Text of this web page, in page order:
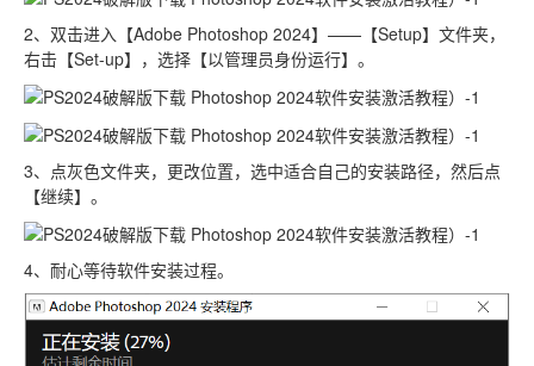
2、双击进入【Adobe Photoshop 2024】——【Setup】文件夹，
右击【Set-up】，选择【以管理员身份运行】。
3、点灰色文件夹，更改位置，选中适合自己的安装路径，然后点
【继续】。
4、耐心等待软件安装过程。